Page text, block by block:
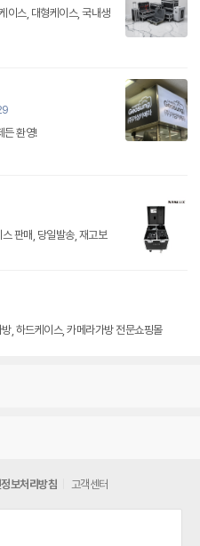
이스, 대형케이스, 국내생
든 환영!
판매, 당일발송, 재고보
, 하드케이스, 카메라가방 전문쇼핑몰
보처리방침 고객센터